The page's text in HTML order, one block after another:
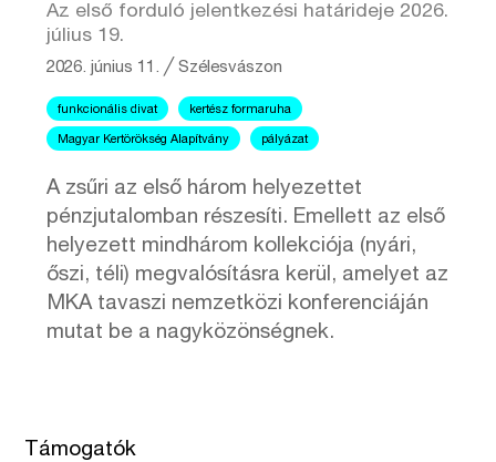
Az első forduló jelentkezési határideje 2026.
július 19.
2026. június 11. ╱Szélesvászon
funkcionális divat kertész formaruha
Magyar Kertörökség Alapítvány pályázat
A zsűri az első három helyezettet
pénzjutalomban részesíti. Emellett az első
helyezett mindhárom kollekciója (nyári,
őszi, téli) megvalósításra kerül, amelyet az
MKA tavaszi nemzetközi konferenciáján
mutat be a nagyközönségnek.
Támogatók